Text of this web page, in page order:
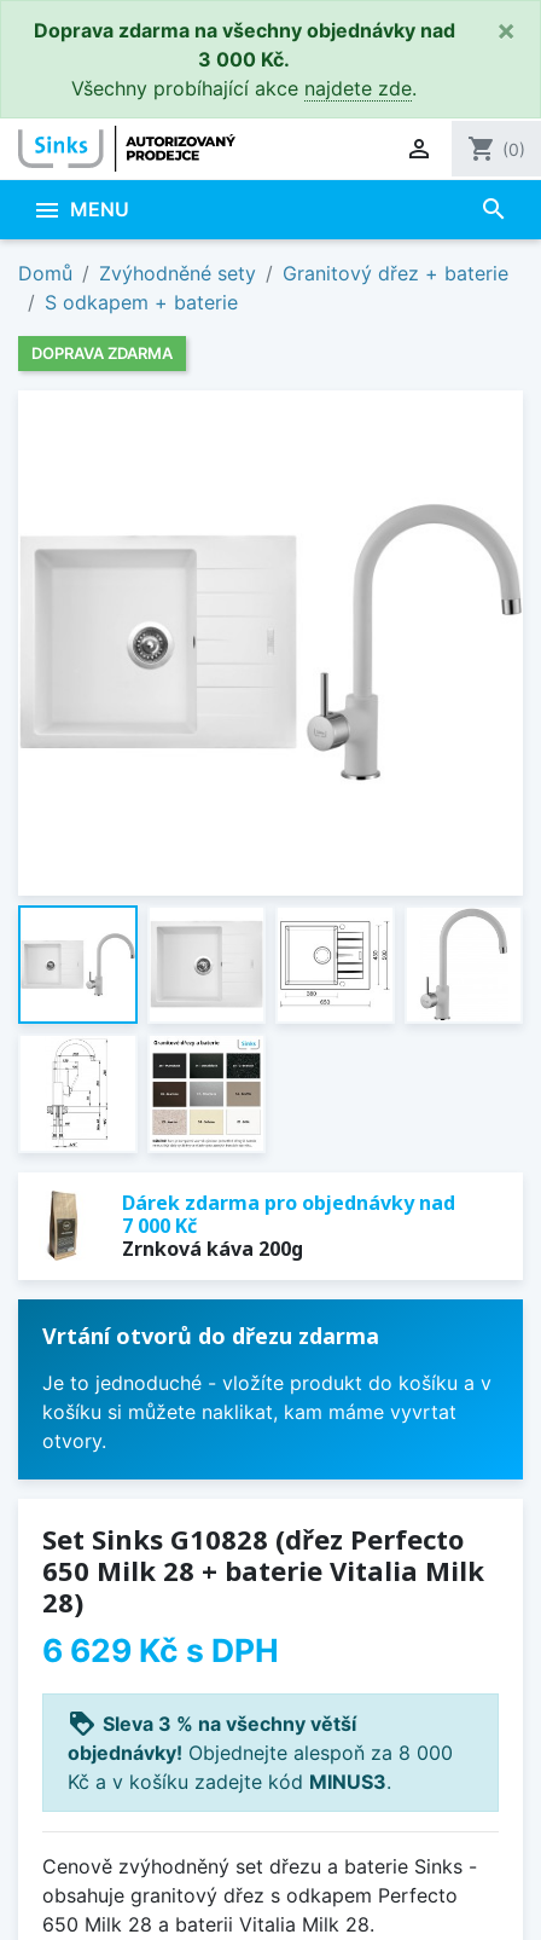
Doprava zdarma na všechny objednávky nad
3 000 Kč.
Všechny probíhající akce najdete zde.
×
 shopping_cart (0)
 MENU search
Domů Zvýhodněné sety
Granitový dřez + baterie
S odkapem + baterie
DOPRAVA ZDARMA
Dárek zdarma pro objednávky nad
7 000 Kč
Zrnková káva 200g
Vrtání otvorů do dřezu zdarma
Je to jednoduché - vložíte produkt do košíku a v
košíku si můžete naklikat, kam máme vyvrtat
otvory.
Set Sinks G10828 (dřez Perfecto
650 Milk 28 + baterie Vitalia Milk
28)
6 629 Kč s DPH
loyalty Sleva 3 % na všechny větší
objednávky! Objednejte alespoň za 8 000
Kč a v košíku zadejte kód MINUS3.
Cenově zvýhodněný set dřezu a baterie Sinks -
obsahuje granitový dřez s odkapem Perfecto
650 Milk 28 a baterii Vitalia Milk 28.